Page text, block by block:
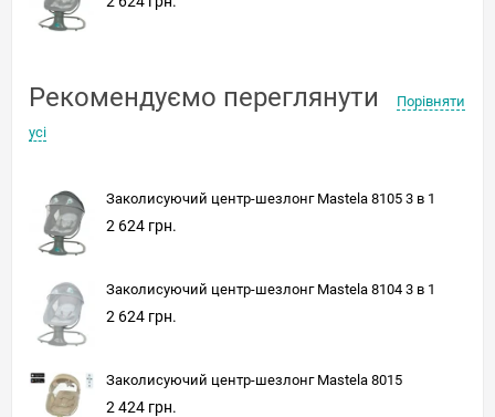
Рекомендуємо переглянути
Порівняти
усі
Заколисуючий центр-шезлонг Mastela 8105 3 в 1
2 624 грн.
Заколисуючий центр-шезлонг Mastela 8104 3 в 1
2 624 грн.
Заколисуючий центр-шезлонг Mastela 8015
2 424 грн.